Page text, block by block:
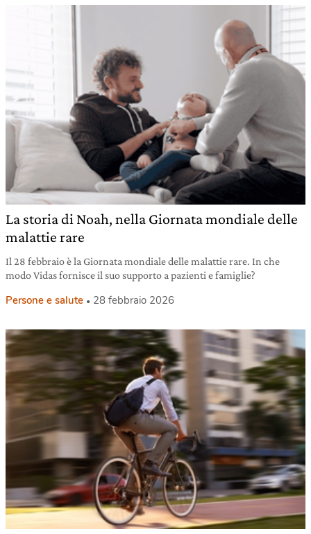
La storia di Noah, nella Giornata mondiale delle
malattie rare
Il 28 febbraio è la Giornata mondiale delle malattie rare. In che
modo Vidas fornisce il suo supporto a pazienti e famiglie?
Persone e salute 28 febbraio 2026